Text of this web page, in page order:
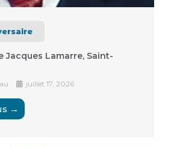
Jacques Lamarre, Saint-
juillet 17, 2026
→